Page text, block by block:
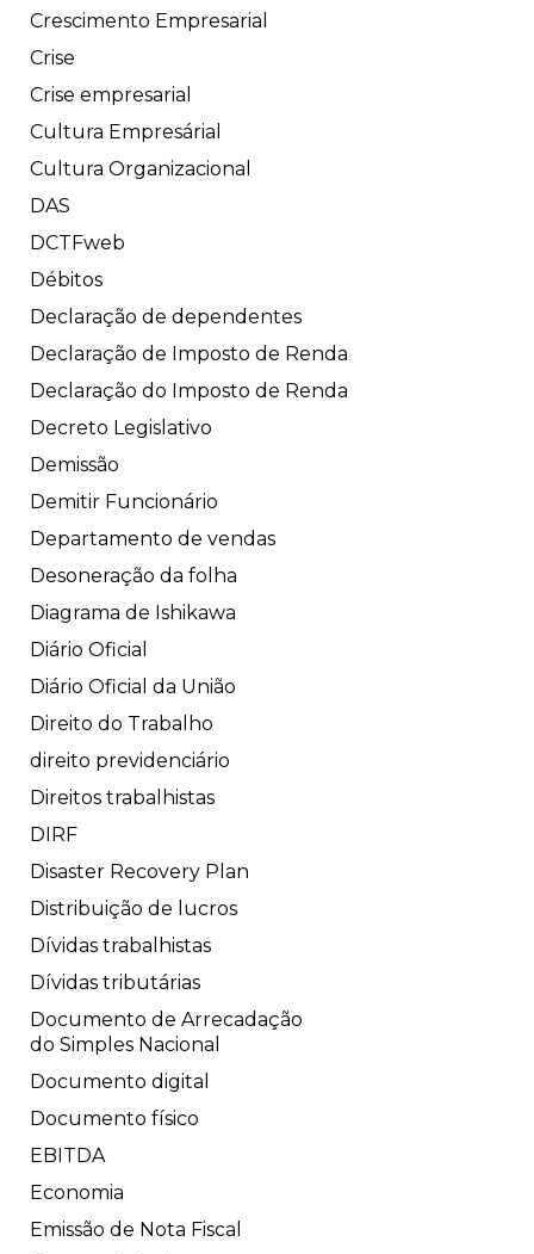
Crescimento Empresarial
Crise
Crise empresarial
Cultura Empresárial
Cultura Organizacional
DAS
DCTFweb
Débitos
Declaração de dependentes
Declaração de Imposto de Renda
Declaração do Imposto de Renda
Decreto Legislativo
Demissão
Demitir Funcionário
Departamento de vendas
Desoneração da folha
Diagrama de Ishikawa
Diário Oficial
Diário Oficial da União
Direito do Trabalho
direito previdenciário
Direitos trabalhistas
DIRF
Disaster Recovery Plan
Distribuição de lucros
Dívidas trabalhistas
Dívidas tributárias
Documento de Arrecadação
do Simples Nacional
Documento digital
Documento físico
EBITDA
Economia
Emissão de Nota Fiscal